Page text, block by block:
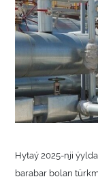
Hytaý 2025-nji
barabar bolan